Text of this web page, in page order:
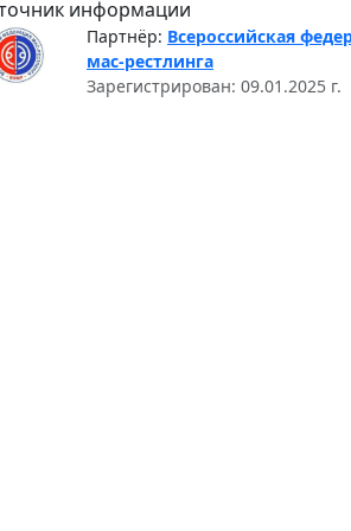
информации
Партнёр: Всероссийская
мас-рестлинга
Зарегистрирован: 09.01.2025 г.